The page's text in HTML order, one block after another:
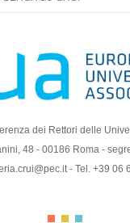
dei Rettori delle
48 - 00186 Roma -
- Tel. +39 06